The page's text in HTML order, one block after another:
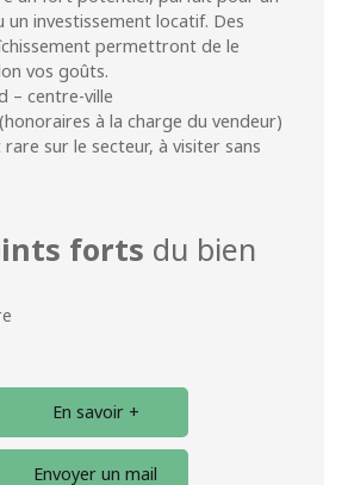
investissement locatif. Des
permettront de le
vos goûts.
– centre-ville
à la charge du vendeur)
sur le secteur, à visiter sans
forts du bien
En savoir +
Envoyer un mail